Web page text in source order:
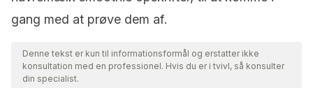
gang med at prøve dem af.
Denne tekst er kun til informationsformål og erstatter ikke
konsultation med en professionel. Hvis du er i tvivl, så konsulter
din specialist.